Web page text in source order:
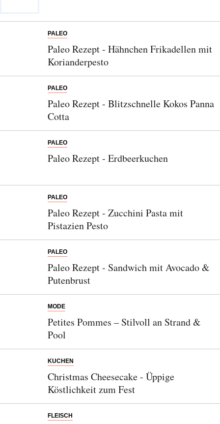
PALEO
Paleo Rezept - Hähnchen Frikadellen mit
Korianderpesto
PALEO
Paleo Rezept - Blitzschnelle Kokos Panna
Cotta
PALEO
Paleo Rezept - Erdbeerkuchen
PALEO
Paleo Rezept - Zucchini Pasta mit
Pistazien Pesto
PALEO
Paleo Rezept - Sandwich mit Avocado &
Putenbrust
MODE
Petites Pommes – Stilvoll an Strand &
Pool
KUCHEN
Christmas Cheesecake - Üppige
Köstlichkeit zum Fest
FLEISCH
Orte, handverlesene Geheimtipps und
Bitte schicken Sie mir bis zum Widerruf meiner
Einwilligung den Newsletter mit Informationen zu
neuen Beiträgen. DieDatenschutzerklärunghabe ich
zur Kenntnis genommen und akzeptiere diese.
SENDEN